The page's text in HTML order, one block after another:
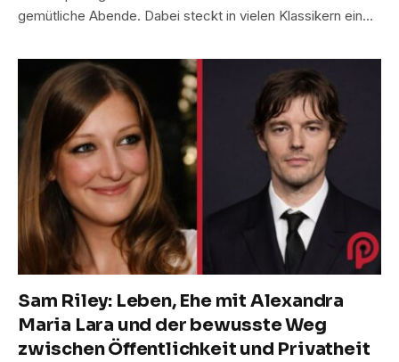
gemütliche Abende. Dabei steckt in vielen Klassikern ein…
Sam Riley: Leben, Ehe mit Alexandra
Maria Lara und der bewusste Weg
zwischen Öffentlichkeit und Privatheit